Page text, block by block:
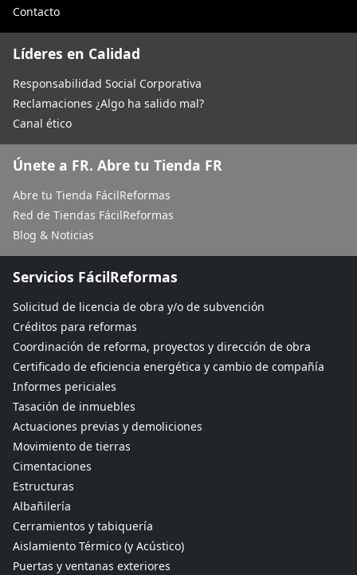
Contacto
Líderes en Calidad
Responsabilidad Social Corporativa
Reclamaciones ¿Algo ha salido mal?
Canal ético
Únete a FR. Abre tu Tienda FR
Abre tu Tienda FácilReformas
Red de Tiendas FácilReformas
Blog & Noticias
Servicios FácilReformas
Solicitud de licencia de obra y/o de subvención
Créditos para reformas
Coordinación de reforma, proyectos y dirección de obra
Certificado de eficiencia energética y cambio de compañía
Informes periciales
Tasación de inmuebles
Actuaciones previas y demoliciones
Movimiento de tierras
Cimentaciones
Estructuras
Albañilería
Cerramientos y tabiquería
Aislamiento Térmico (y Acústico)
Puertas y ventanas exteriores